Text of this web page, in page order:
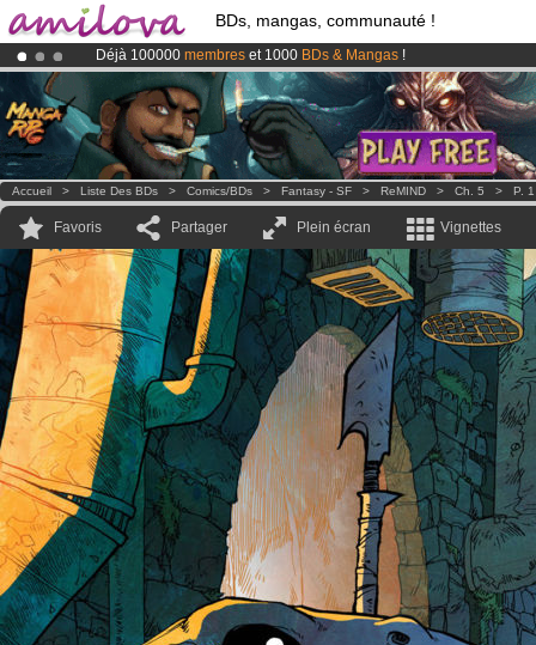
BDs, mangas, communauté !
Déjà 100000 membres et 1000 BDs & Mangas !
Abonnement premium: à partir de3.95 eurospar mois !Clique ici
LeKickstarter Amilova est désormais lancé
Accueil > Liste Des BDs > Comics/BDs > Fantasy - SF > ReMIND > Ch. 5 > P. 1
Favoris Partager Plein écran Vignettes